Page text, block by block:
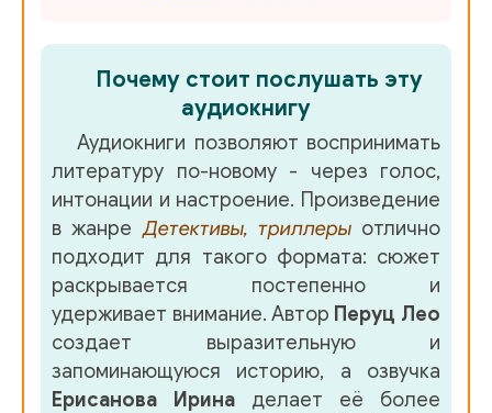
Почему стоит послушать эту
аудиокнигу
Аудиокниги позволяют воспринимать
литературу по-новому - через голос,
интонации и настроение. Произведение
в жанреДетективы, триллерыотлично
подходит для такого формата: сюжет
раскрывается постепенно и
удерживает внимание. Автор Перуц Лео
создает выразительную и
запоминающуюся историю, а озвучка
Ерисанова Ирина делает её более